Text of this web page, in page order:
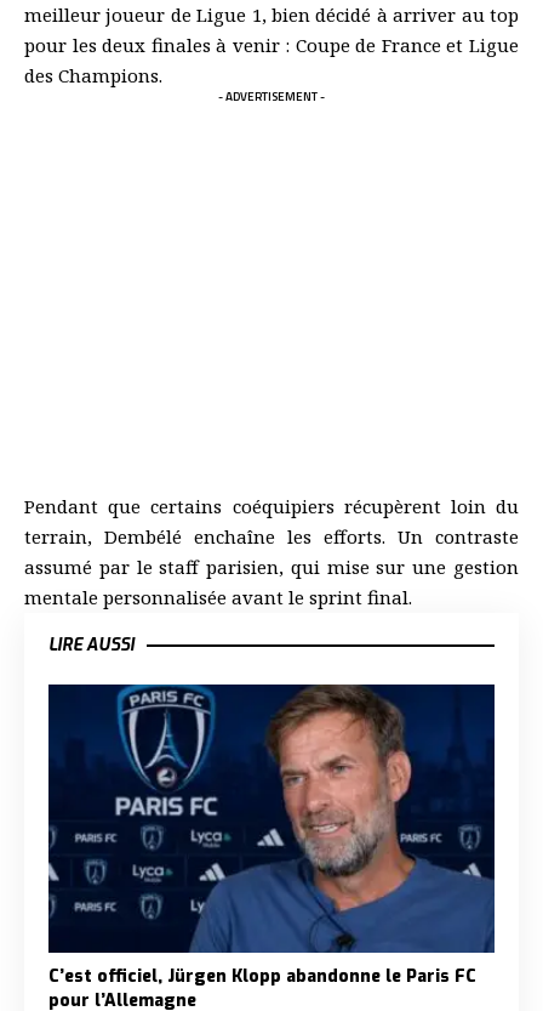
meilleur joueur de Ligue 1, bien décidé à arriver au top
pour les deux finales à venir : Coupe de France et Ligue
des Champions.
- ADVERTISEMENT -
Pendant que certains coéquipiers récupèrent loin du
terrain, Dembélé enchaîne les efforts. Un contraste
assumé par le staff parisien, qui mise sur une gestion
mentale personnalisée avant le sprint final.
LIRE AUSSI
C’est officiel, Jürgen Klopp abandonne le Paris FC
pour l’Allemagne